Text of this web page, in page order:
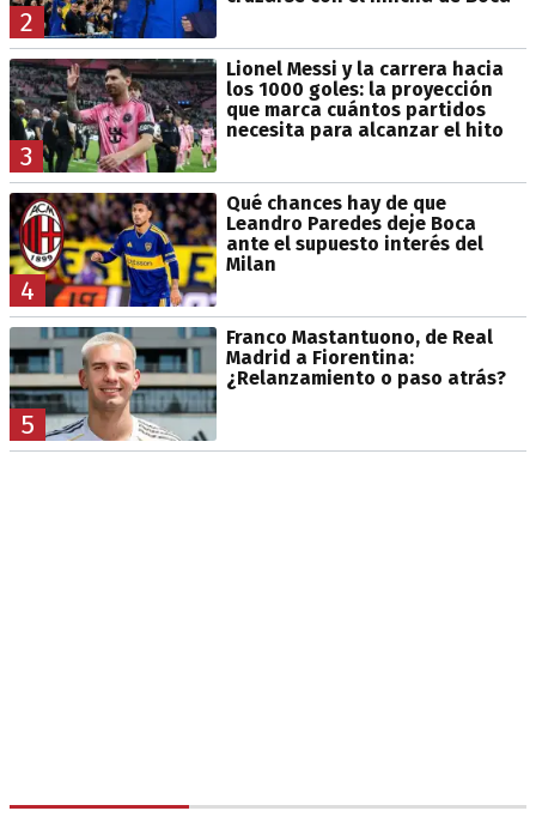
2
3
Lionel Messi y la carrera hacia
los 1000 goles: la proyección
que marca cuántos partidos
necesita para alcanzar el hito
4
Qué chances hay de que
Leandro Paredes deje Boca
ante el supuesto interés del
Milan
5
Franco Mastantuono, de Real
Madrid a Fiorentina:
¿Relanzamiento o paso atrás?